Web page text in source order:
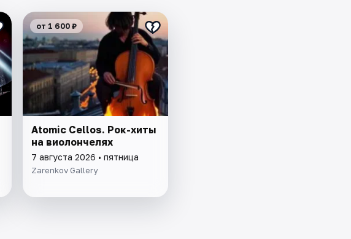
от 1 600 ₽
Atomic Cellos. Рок-хиты
на виолончелях
7 августа 2026 • пятница
Zarenkov Gallery